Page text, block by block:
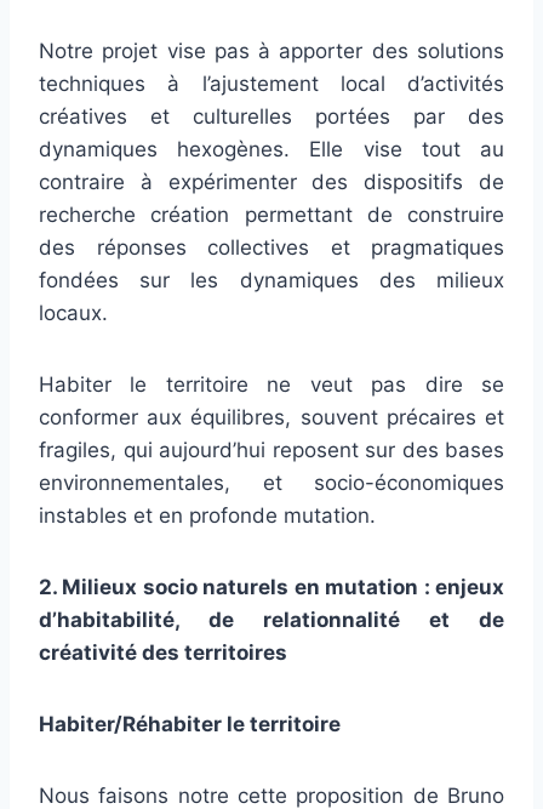
Notre projet vise pas à apporter des solutions
techniques à l’ajustement local d’activités
créatives et culturelles portées par des
dynamiques hexogènes. Elle vise tout au
contraire à expérimenter des dispositifs de
recherche création permettant de construire
des réponses collectives et pragmatiques
fondées sur les dynamiques des milieux
locaux.
Habiter le territoire ne veut pas dire se
conformer aux équilibres, souvent précaires et
fragiles, qui aujourd’hui reposent sur des bases
environnementales, et socio-économiques
instables et en profonde mutation.
2. Milieux socio naturels en mutation : enjeux
d’habitabilité, de relationnalité et de
créativité des territoires
Habiter/Réhabiter le territoire
Nous faisons notre cette proposition de Bruno